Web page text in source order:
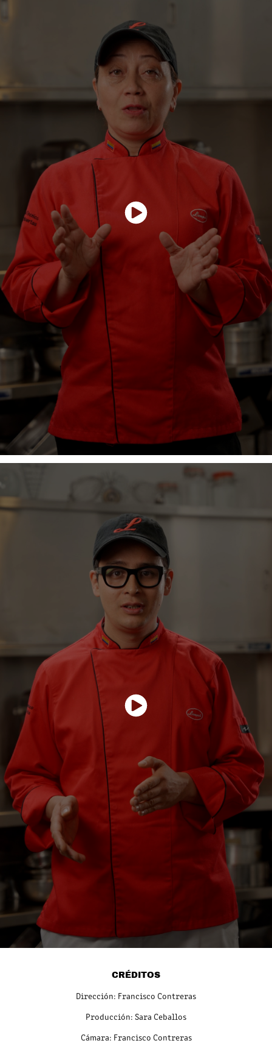
CRÉDITOS
Dirección: Francisco Contreras
Producción: Sara Ceballos
Cámara: Francisco Contreras